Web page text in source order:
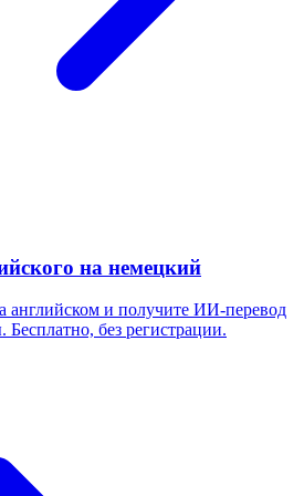
на немецкий
английском и получите ИИ-перевод
без регистрации.